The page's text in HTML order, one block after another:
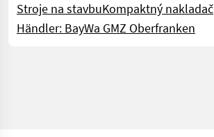
Stroje na stavbuKompaktný nakladač
Händler: BayWa GMZ Oberfranken